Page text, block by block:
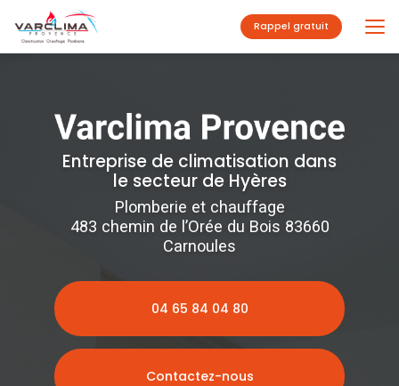
au
contenu
principal
Rappel gratuit
Entreprise de climatisation dans
le secteur de Hyères
Plomberie et chauffage
483 chemin de l’Orée du Bois 83660
Carnoules
04 65 84 04 80
Contactez-nous